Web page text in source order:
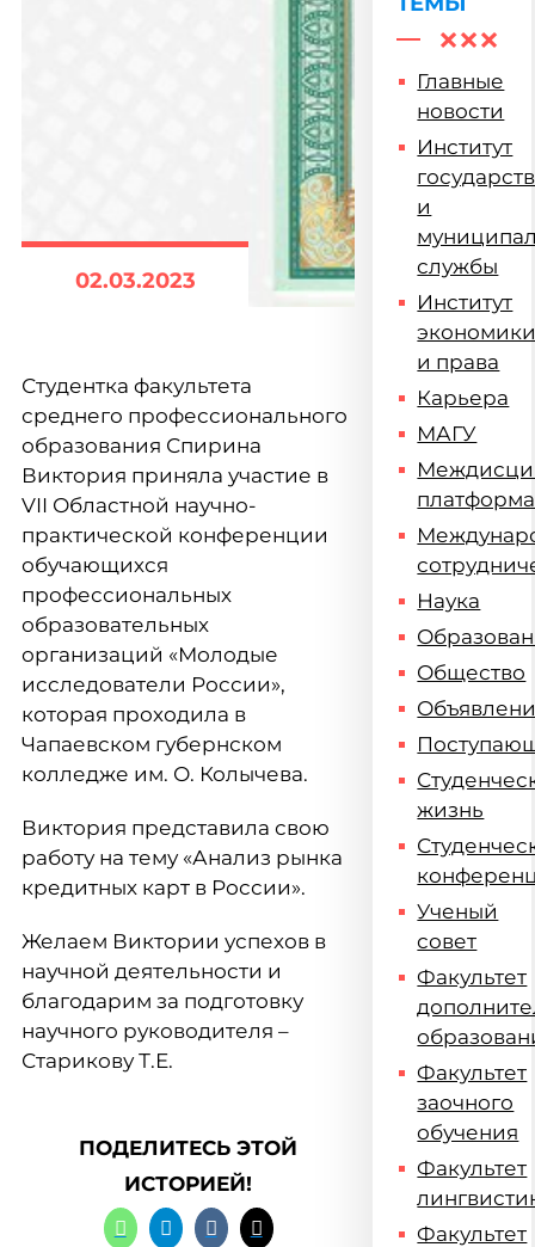
02.03.2023
Студентка факультета
среднего профессионального
образования Спирина
Виктория приняла участие в
VII Областной научно-
практической конференции
обучающихся
профессиональных
образовательных
организаций «Молодые
исследователи России»,
которая проходила в
Чапаевском губернском
колледже им. О. Колычева.
Виктория представила свою
работу на тему «Анализ рынка
кредитных карт в России».
Желаем Виктории успехов в
научной деятельности и
благодарим за подготовку
научного руководителя –
Старикову Т.Е.
ПОДЕЛИТЕСЬ ЭТОЙ
ИСТОРИЕЙ!
Главные
новости
Институт
и
службы
Институт
и права
Карьера
МАГУ
платформа
Наука
Общество
жизнь
Ученый
совет
Факультет
Факультет
заочного
обучения
Факультет
Факультет